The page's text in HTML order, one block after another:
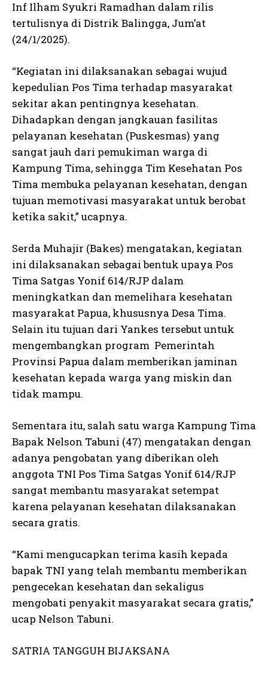
Inf Ilham Syukri Ramadhan dalam rilis
tertulisnya di Distrik Balingga, Jum’at
(24/1/2025).
“Kegiatan ini dilaksanakan sebagai wujud
kepedulian Pos Tima terhadap masyarakat
sekitar akan pentingnya kesehatan.
Dihadapkan dengan jangkauan fasilitas
pelayanan kesehatan (Puskesmas) yang
sangat jauh dari pemukiman warga di
Kampung Tima, sehingga Tim Kesehatan Pos
Tima membuka pelayanan kesehatan, dengan
tujuan memotivasi masyarakat untuk berobat
ketika sakit,” ucapnya.
Serda Muhajir (Bakes) mengatakan, kegiatan
ini dilaksanakan sebagai bentuk upaya Pos
Tima Satgas Yonif 614/RJP dalam
meningkatkan dan memelihara kesehatan
masyarakat Papua, khususnya Desa Tima.
Selain itu tujuan dari Yankes tersebut untuk
mengembangkan program Pemerintah
Provinsi Papua dalam memberikan jaminan
kesehatan kepada warga yang miskin dan
tidak mampu.
Sementara itu, salah satu warga Kampung Tima
Bapak Nelson Tabuni (47) mengatakan dengan
adanya pengobatan yang diberikan oleh
anggota TNI Pos Tima Satgas Yonif 614/RJP
sangat membantu masyarakat setempat
karena pelayanan kesehatan dilaksanakan
secara gratis.
“Kami mengucapkan terima kasih kepada
bapak TNI yang telah membantu memberikan
pengecekan kesehatan dan sekaligus
mengobati penyakit masyarakat secara gratis,”
ucap Nelson Tabuni.
SATRIA TANGGUH BIJAKSANA